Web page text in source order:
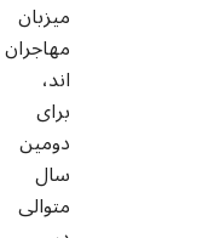
میزبان
مهاجران
اند،
برای
دومین
سال
متوالی